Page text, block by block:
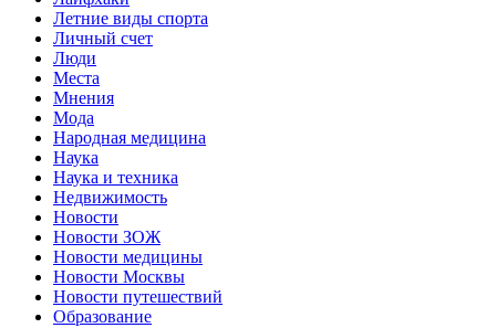
Летние виды спорта
Личный счет
Люди
Места
Мнения
Мода
Народная медицина
Наука
Наука и техника
Недвижимость
Новости
Новости ЗОЖ
Новости медицины
Новости Москвы
Новости путешествий
Образование